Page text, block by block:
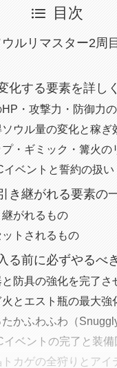
目次
ルリマスター2周
化する要素を詳し
・攻撃力・防御力
ウル量の変化と稼ぎ
・ギミック・篝火の
イベントと誓約の扱い
き継がれる要素の
継がれるもの
ットされるもの
る前に必ずやるべ
防具の強化を完了さ
とエスト瓶の最大強
たかふわふわ（
イベントの完了と装備
トカゲの全狩りとアイ